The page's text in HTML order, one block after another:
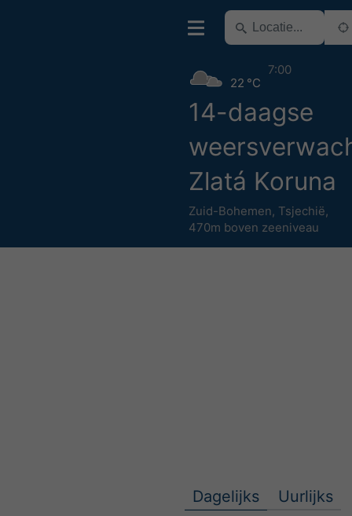
14-daagse
Zlatá Koruna
Zuid-Bohemen, Tsjechië,
470m boven zeeniveau
22 °C
7:00
Dagelijks Uurlijks